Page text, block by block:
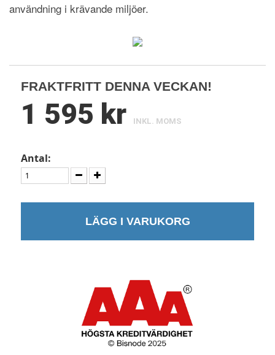
användning i krävande miljöer.
FRAKTFRITT DENNA VECKAN!
1 595 kr INKL. MOMS
Antal:
LÄGG I VARUKORG